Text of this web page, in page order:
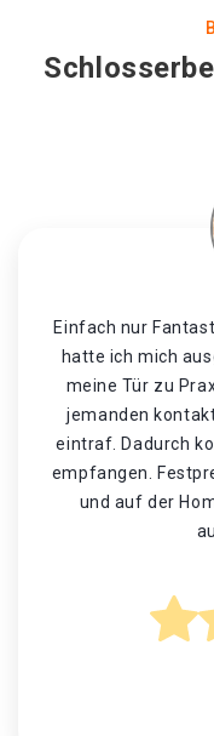
Einfach nur
hatte ich mich
meine Tür zu
jemanden
eintraf. Dadurch
empfangen.
und auf der